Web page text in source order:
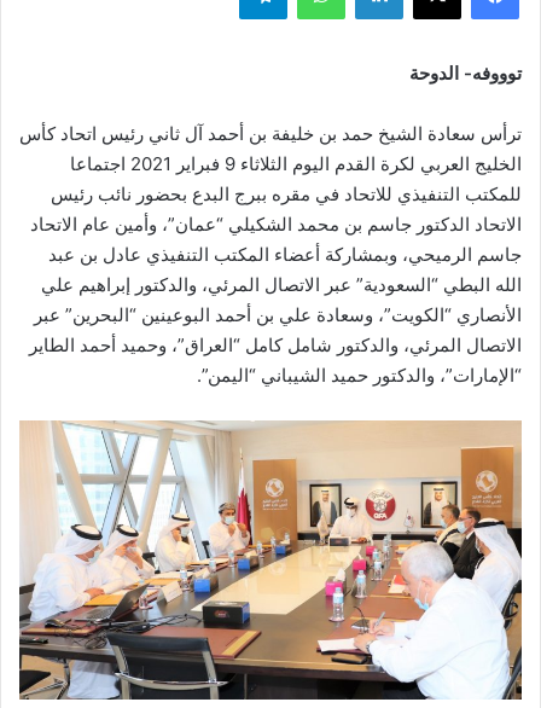
توووفه- الدوحة
ترأس سعادة الشيخ حمد بن خليفة بن أحمد آل ثاني رئيس اتحاد كأس
الخليج العربي لكرة القدم اليوم الثلاثاء 9 فبراير 2021 اجتماعا
للمكتب التنفيذي للاتحاد في مقره ببرج البدع بحضور نائب رئيس
الاتحاد الدكتور جاسم بن محمد الشكيلي “عمان”، وأمين عام الاتحاد
جاسم الرميحي، وبمشاركة أعضاء المكتب التنفيذي عادل بن عبد
الله البطي “السعودية” عبر الاتصال المرئي، والدكتور إبراهيم علي
الأنصاري “الكويت”، وسعادة علي بن أحمد البوعينين “البحرين” عبر
الاتصال المرئي، والدكتور شامل كامل “العراق”، وحميد أحمد الطاير
“الإمارات”، والدكتور حميد الشيباني “اليمن”.